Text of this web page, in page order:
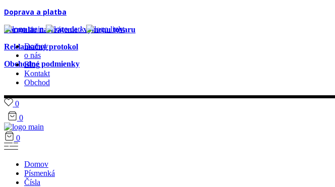
Doprava a platba
Formulár na vrátenie / výmenu tovaru
Reklamačný protokol
Obchodné podmienky
Domov
o nás
Blog
Kontakt
Obchod
0
0
0
Domov
Písmenká
Čísla